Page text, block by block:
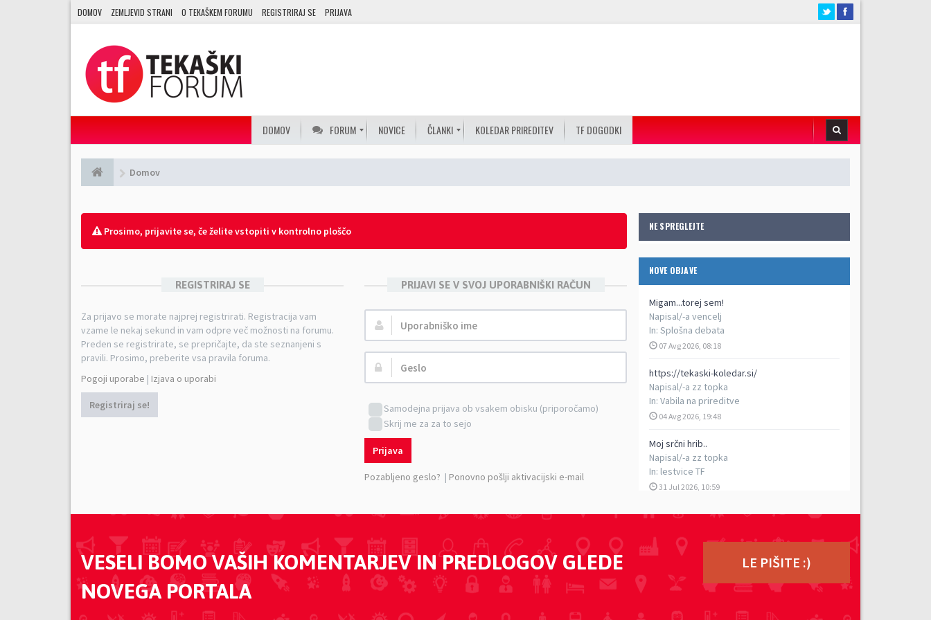
DOMOV ZEMLJEVID STRANI O TEKAŠKEM FORUMU REGISTRIRAJ SE PRIJAVA
DOMOV FORUM NOVICE ČLANKI KOLEDAR PRIREDITEV TF DOGODKI
Domov
NE SPREGLEJTE
NOVE OBJAVE
Migam...torej sem!
Napisal/-a vencelj
In: Splošna debata
07 Avg 2026, 08:18
https://tekaski-koledar.si/
Napisal/-a zz topka
In: Vabila na prireditve
04 Avg 2026, 19:48
Moj srčni hrib..
Napisal/-a zz topka
In: lestvice TF
31 Jul 2026, 10:59
5. vzpon na Porezen
In:
Poročila s prireditev
29 Jul 2026, 17:13
TEK DVOJK - petkilometrski rekreativni tek v
Napisal/-a
ziga
Prosimo, prijavite se, če želite vstopiti v kontrolno ploščo
REGISTRIRAJ SE
Za prijavo se morate najprej registrirati. Registracija vam
vzame le nekaj sekund in vam odpre več možnosti na forumu.
Preden se registrirate, se prepričajte, da ste seznanjeni s
pravili. Prosimo, preberite vsa pravila foruma.
Pogoji uporabe | Izjava o uporabi
Registriraj se!
PRIJAVI SE V SVOJ UPORABNIŠKI RAČUN
Uporabniško
ime:
Geslo:
Samodejna prijava ob vsakem obisku (priporočamo)
Skrij me za za to sejo
Prijava
Pozabljeno geslo? | Ponovno pošlji aktivacijski e-mail
VESELI BOMO VAŠIH KOMENTARJEV IN PREDLOGOV GLEDE
NOVEGA PORTALA
LE PIŠITE :)